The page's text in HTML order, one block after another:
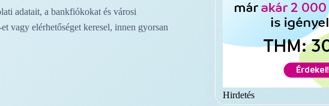
adatait, a bankfiókokat és városi
vagy elérhetőséget keresel, innen gyorsan
Hirdetés